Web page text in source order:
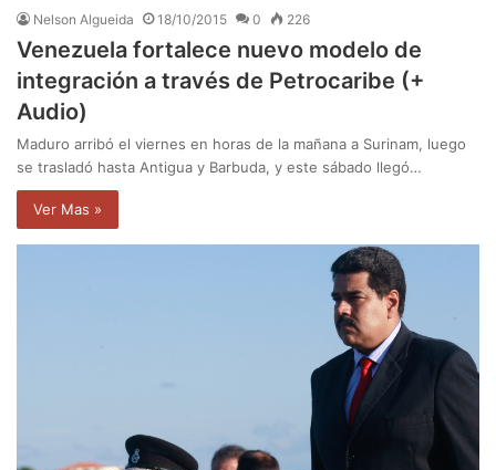
Nelson Algueida 18/10/2015 0 226
Venezuela fortalece nuevo modelo de
integración a través de Petrocaribe (+
Audio)
Maduro arribó el viernes en horas de la mañana a Surinam, luego
se trasladó hasta Antigua y Barbuda, y este sábado llegó…
Ver Mas »